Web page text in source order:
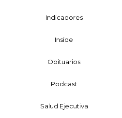
Indicadores
Inside
Obituarios
Podcast
Salud Ejecutiva